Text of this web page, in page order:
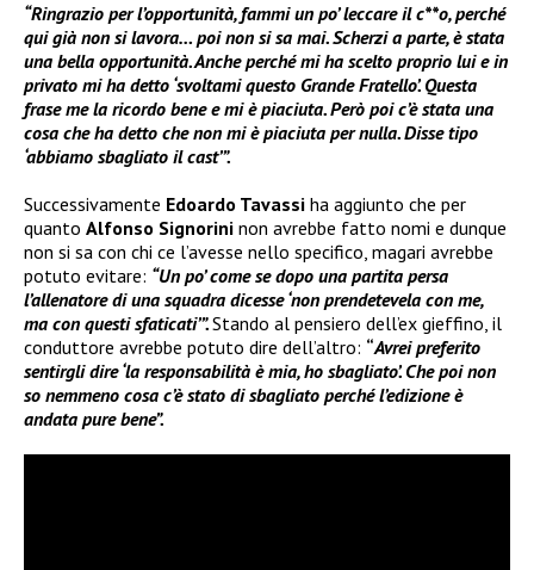
“Ringrazio per l’opportunità, fammi un po’ leccare il c**o, perché
qui già non si lavora… poi non si sa mai. Scherzi a parte, è stata
una bella opportunità. Anche perché mi ha scelto proprio lui e in
privato mi ha detto ‘svoltami questo Grande Fratello’. Questa
frase me la ricordo bene e mi è piaciuta. Però poi c’è stata una
cosa che ha detto che non mi è piaciuta per nulla. Disse tipo
‘abbiamo sbagliato il cast’”.
Successivamente Edoardo Tavassi ha aggiunto che per
quanto Alfonso Signorini non avrebbe fatto nomi e dunque
non si sa con chi ce l’avesse nello specifico, magari avrebbe
potuto evitare: “Un po’ come se dopo una partita persa
l’allenatore di una squadra dicesse ‘non prendetevela con me,
ma con questi sfaticati’”.Stando al pensiero dell’ex gieffino, il
conduttore avrebbe potuto dire dell’altro: “Avrei preferito
sentirgli dire ‘la responsabilità è mia, ho sbagliato’. Che poi non
so nemmeno cosa c’è stato di sbagliato perché l’edizione è
andata pure bene”.